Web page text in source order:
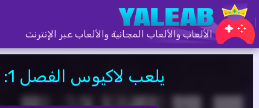
الألعاب والألعاب المجانية والألعاب عبر الإنترنت
يلعب لاكيوس الفصل 1: الهروب